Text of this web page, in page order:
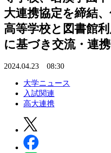
大連携協定を締結
高等学校と図書館
に基づき交流・連
2024.04.23 08:30
大学ニュース
入試関連
高大連携